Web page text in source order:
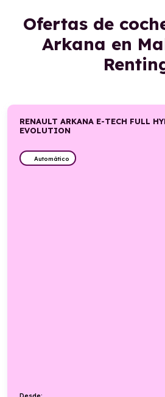
Ofertas de
Arkana en
RENAULT ARKANA E-TECH FULL
EVOLUTION
Automático